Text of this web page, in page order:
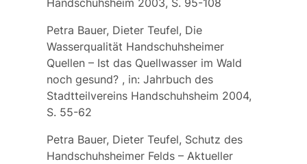
Petra Bauer, Dieter Teufel, Die
Wasserqualität Handschuhsheimer
Quellen – Ist das Quellwasser im Wald
noch gesund? , in: Jahrbuch des
Stadtteilvereins Handschuhsheim 2004,
S. 55-62
Petra Bauer, Dieter Teufel, Schutz des
Handschuhsheimer Felds – Aktueller